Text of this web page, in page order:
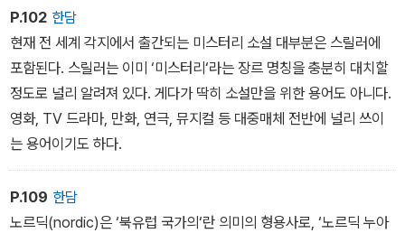
P.102 한담
현재 전 세계 각지에서 출간되는 미스터리 소설 대부분은 스릴러에
포함된다. 스릴러는 이미 ‘미스터리‘라는 장르 명칭을 충분히 대치할
정도로 널리 알려져 있다. 게다가 딱히 소설만을 위한 용어도 아니다.
영화, TV 드라마, 만화, 연극, 뮤지컬 등 대중매체 전반에 널리 쓰이
는 용어이기도 하다.
P.109 한담
노르딕(nordic)은 ‘북유럽 국가의‘란 의미의 형용사로, ‘노르딕 누아